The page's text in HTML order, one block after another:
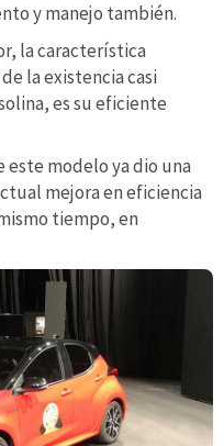
y manejo también.
la característica
la existencia casi
es su eficiente
modelo ya dio una
mejora en eficiencia
tiempo, en